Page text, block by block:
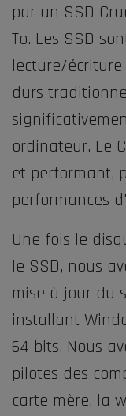
par un SSD
To. Les SSD
lecture/
durs
ordinateur. Le
et performant,
performances
Une fois le
le SSD, nous
mise à jour du
installant
64 bits. Nous
pilotes des
carte mère, la